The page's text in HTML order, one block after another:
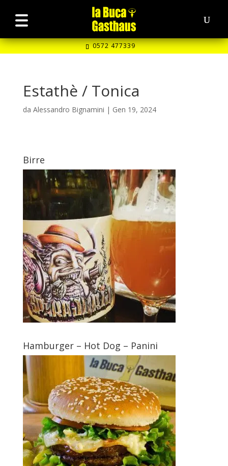
0572 477339
Estathè / Tonica
da Alessandro Bignamini | Gen 19, 2024
Birre
Hamburger – Hot Dog – Panini